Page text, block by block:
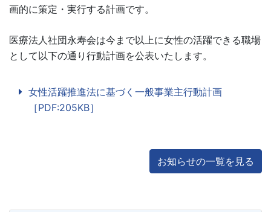
画的に策定・実行する計画です。
医療法人社団永寿会は今まで以上に女性の活躍できる職場
として以下の通り行動計画を公表いたします。
女性活躍推進法に基づく一般事業主行動計画
［PDF:205KB］
お知らせの一覧を見る